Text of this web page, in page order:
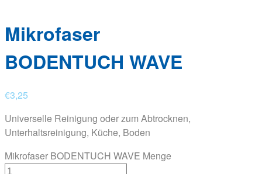
Mikrofaser
BODENTUCH WAVE
€3,25
Universelle Reinigung oder zum Abtrocknen,
Unterhaltsreinigung, Küche, Boden
Mikrofaser BODENTUCH WAVE Menge